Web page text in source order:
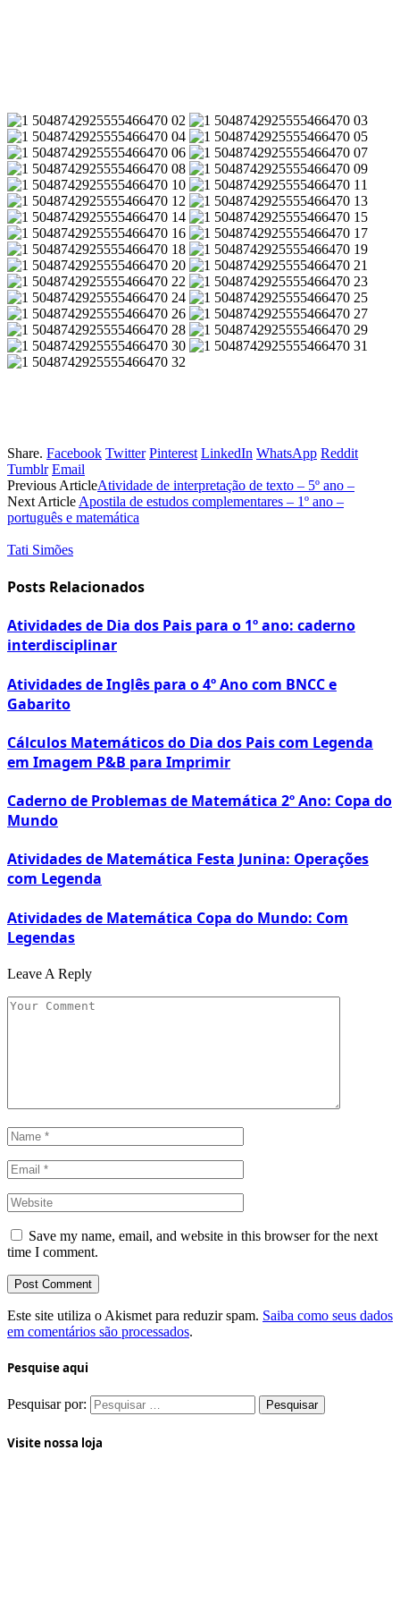
Share. Facebook Twitter Pinterest LinkedIn WhatsApp Reddit
Tumblr Email
Previous ArticleAtividade de interpretação de texto – 5º ano –
Next Article Apostila de estudos complementares – 1º ano –
português e matemática
Tati Simões
Posts Relacionados
Atividades de Dia dos Pais para o 1º ano: caderno
interdisciplinar
Atividades de Inglês para o 4º Ano com BNCC e
Gabarito
Cálculos Matemáticos do Dia dos Pais com Legenda
em Imagem P&B para Imprimir
Caderno de Problemas de Matemática 2º Ano: Copa do
Mundo
Atividades de Matemática Festa Junina: Operações
com Legenda
Atividades de Matemática Copa do Mundo: Com
Legendas
Leave A Reply
Save my name, email, and website in this browser for the next
time I comment.
Este site utiliza o Akismet para reduzir spam. Saiba como seus dados
em comentários são processados.
Pesquise aqui
Pesquisar por:
Visite nossa loja